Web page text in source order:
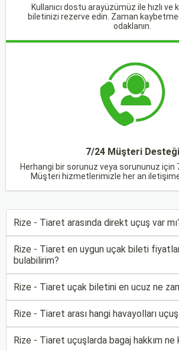
Kullanıcı dostu arayüzümüz ile hızlı ve
biletinizi rezerve edin. Zaman
odaklanın.
7/24 Müşteri Desteği
Herhangi bir sorunuz veya sorununuz için
Müşteri hizmetlerimizle her an
Rize - Tiaret arasında direkt uçuş var
Rize - Tiaret en uygun uçak bileti
bulabilirim?
Rize - Tiaret uçak biletini en ucuz ne
Rize - Tiaret arası hangi havayolları
Rize - Tiaret uçuşlarda bagaj hakkım ne